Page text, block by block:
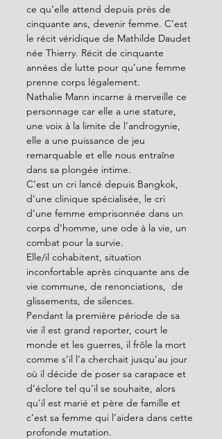
ce qu’elle attend depuis près de
cinquante ans, devenir femme. C’est
le récit véridique de Mathilde Daudet
née Thierry. Récit de cinquante
années de lutte pour qu’une femme
prenne corps légalement.
Nathalie Mann incarne à merveille ce
personnage car elle a une stature,
une voix à la limite de l’androgynie,
elle a une puissance de jeu
remarquable et elle nous entraîne
dans sa plongée intime.
C’est un cri lancé depuis Bangkok,
d’une clinique spécialisée, le cri
d’une femme emprisonnée dans un
corps d’homme, une ode à la vie, un
combat pour la survie.
Elle/il cohabitent, situation
inconfortable après cinquante ans de
vie commune, de renonciations,  de
glissements, de silences.
Pendant la première période de sa
vie il est grand reporter, court le
monde et les guerres, il frôle la mort
comme s’il l’a cherchait jusqu’au jour
où il décide de poser sa carapace et
d’éclore tel qu’il se souhaite, alors
qu’il est marié et père de famille et
c’est sa femme qui l’aidera dans cette
profonde mutation.